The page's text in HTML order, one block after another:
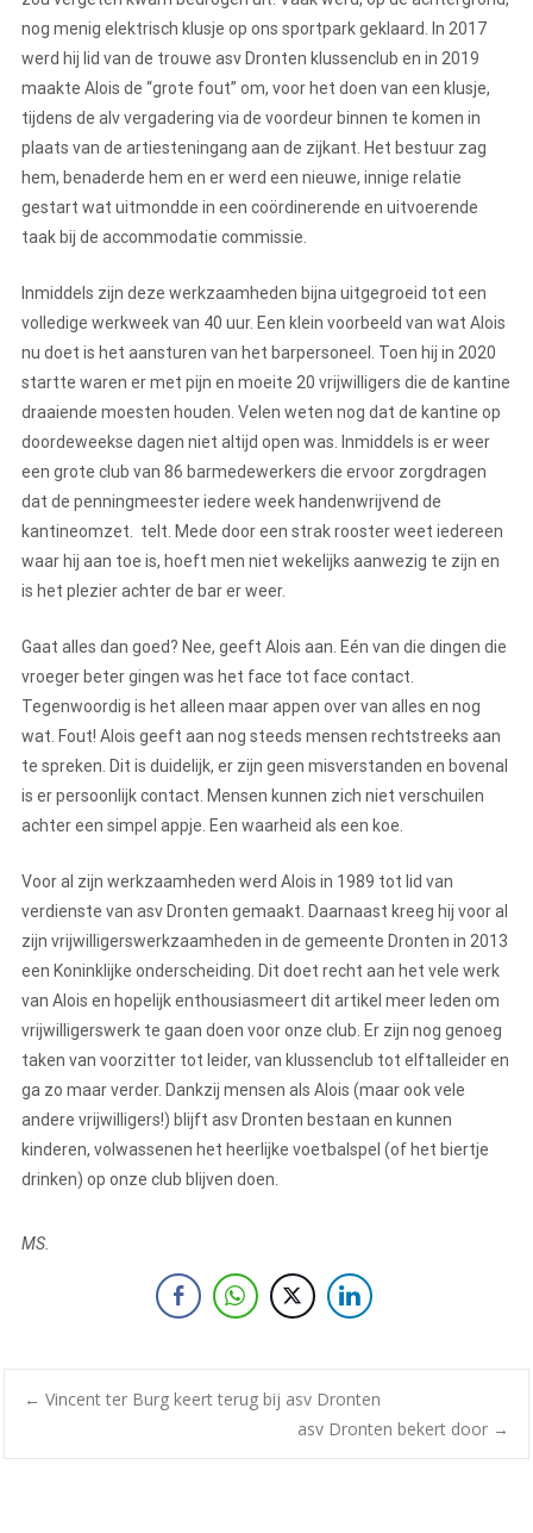
nog menig elektrisch klusje op ons sportpark geklaard. In 2017
werd hij lid van de trouwe asv Dronten klussenclub en in 2019
maakte Alois de “grote fout” om, voor het doen van een klusje,
tijdens de alv vergadering via de voordeur binnen te komen in
plaats van de artiesteningang aan de zijkant. Het bestuur zag
hem, benaderde hem en er werd een nieuwe, innige relatie
gestart wat uitmondde in een coördinerende en uitvoerende
taak bij de accommodatie commissie.
Inmiddels zijn deze werkzaamheden bijna uitgegroeid tot een
volledige werkweek van 40 uur. Een klein voorbeeld van wat Alois
nu doet is het aansturen van het barpersoneel. Toen hij in 2020
startte waren er met pijn en moeite 20 vrijwilligers die de kantine
draaiende moesten houden. Velen weten nog dat de kantine op
doordeweekse dagen niet altijd open was. Inmiddels is er weer
een grote club van 86 barmedewerkers die ervoor zorgdragen
dat de penningmeester iedere week handenwrijvend de
kantineomzet. telt. Mede door een strak rooster weet iedereen
waar hij aan toe is, hoeft men niet wekelijks aanwezig te zijn en
is het plezier achter de bar er weer.
Gaat alles dan goed? Nee, geeft Alois aan. Eén van die dingen die
vroeger beter gingen was het face tot face contact.
Tegenwoordig is het alleen maar appen over van alles en nog
wat. Fout! Alois geeft aan nog steeds mensen rechtstreeks aan
te spreken. Dit is duidelijk, er zijn geen misverstanden en bovenal
is er persoonlijk contact. Mensen kunnen zich niet verschuilen
achter een simpel appje. Een waarheid als een koe.
Voor al zijn werkzaamheden werd Alois in 1989 tot lid van
verdienste van asv Dronten gemaakt. Daarnaast kreeg hij voor al
zijn vrijwilligerswerkzaamheden in de gemeente Dronten in 2013
een Koninklijke onderscheiding. Dit doet recht aan het vele werk
van Alois en hopelijk enthousiasmeert dit artikel meer leden om
vrijwilligerswerk te gaan doen voor onze club. Er zijn nog genoeg
taken van voorzitter tot leider, van klussenclub tot elftalleider en
ga zo maar verder. Dankzij mensen als Alois (maar ook vele
andere vrijwilligers!) blijft asv Dronten bestaan en kunnen
kinderen, volwassenen het heerlijke voetbalspel (of het biertje
drinken) op onze club blijven doen.
MS.
← Vincent ter Burg keert terug bij asv Dronten
asv Dronten bekert door →